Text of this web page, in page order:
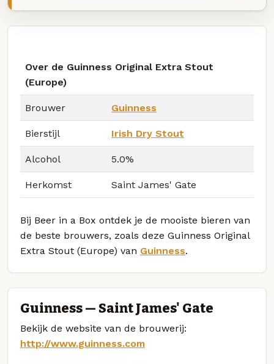
Over de Guinness Original Extra Stout
(Europe)
Brouwer Guinness
Bierstijl Irish Dry Stout
Alcohol 5.0%
Herkomst Saint James' Gate
Bij Beer in a Box ontdek je de mooiste bieren van
de beste brouwers, zoals deze Guinness Original
Extra Stout (Europe) van Guinness.
Guinness — Saint James' Gate
Bekijk de website van de brouwerij:
http://www.guinness.com